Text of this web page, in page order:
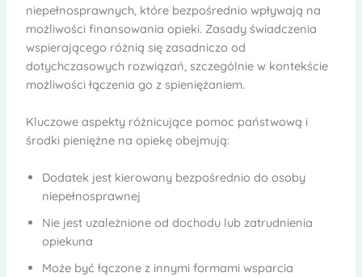
niepełnosprawnych, które bezpośrednio wpływają na
możliwości finansowania opieki. Zasady świadczenia
wspierającego różnią się zasadniczo od
dotychczasowych rozwiązań, szczególnie w kontekście
możliwości łączenia go z spieniężaniem.
Kluczowe aspekty różnicujące pomoc państwową i
środki pieniężne na opiekę obejmują:
Dodatek jest kierowany bezpośrednio do osoby
niepełnosprawnej
Nie jest uzależnione od dochodu lub zatrudnienia
opiekuna
Może być łączone z innymi formami wsparcia